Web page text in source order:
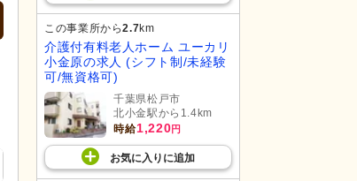
この事業所から2.7km
介護付有料老人ホーム ユーカリ
小金原の求人 (シフト制/未経験
可/無資格可)
千葉県松戸市
北小金駅から1.4km
時給1,220円
お気に入り に追加